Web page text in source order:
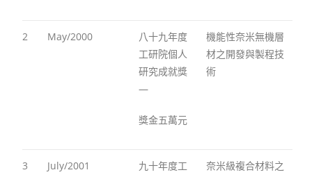
2 May/2000
八十九年度
工研院個人
研究成就獎
—
獎金五萬元
機能性奈米無機層
材之開發與製程技
術
3 July/2001
九十年度工
奈米級複合材料之